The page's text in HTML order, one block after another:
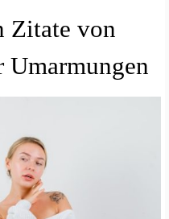
Zitate von